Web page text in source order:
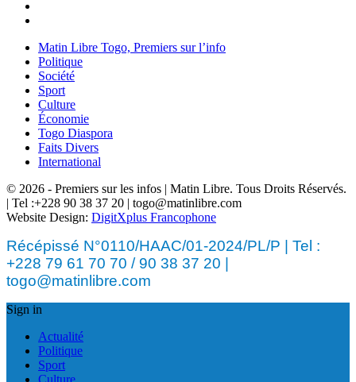
Matin Libre Togo, Premiers sur l’info
Politique
Société
Sport
Culture
Économie
Togo Diaspora
Faits Divers
International
© 2026 - Premiers sur les infos | Matin Libre. Tous Droits Réservés.
| Tel :+228 90 38 37 20 | togo@matinlibre.com
Website Design: DigitXplus Francophone
Récépissé N°0110/HAAC/01-2024/PL/P | Tel :
+228 79 61 70 70 / 90 38 37 20 |
togo@matinlibre.com
Sign in
Actualité
Politique
Sport
Culture